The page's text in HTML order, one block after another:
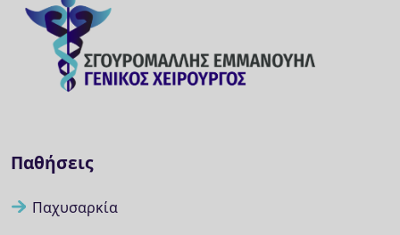
Παθήσεις
Παχυσαρκία